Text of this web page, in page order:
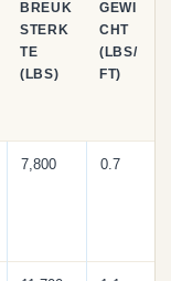
BREUK
STERK
TE
(LBS)
GEWI
CHT
(LBS/
FT)
7,800 0.7